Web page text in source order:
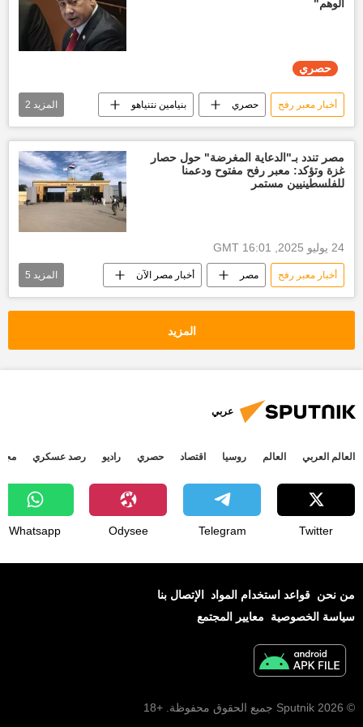
الوهم"
حصري
أخبار معبر رفح حصري بنيامين نتنياهو
مصر إسرائيل
المزيد 2
مصر تندد بـ"الدعاية المغرضة" حول حصار
غزة وتؤكد: معبر رفح مفتوح ودعمنا
للفلسطينيين مستمر
24 يوليو 2025, 16:01 GMT
أخبار معبر رفح مصر أخبار مصر الآن
أخبار العالم الآن العالم العربي
المزيد 5
المزيد
عربي
العالم العربي العالم روسيا اقتصاد حصري راديو رصد عسكري
Twitter
Telegram
Odysee
Whatsapp
من نحن قواعد استخدام المواد الإتصال بنا
سياسة الخصوصية
معايير المجتمع
© 2026 Sputnik جميع الحقوق محفوظة. +18